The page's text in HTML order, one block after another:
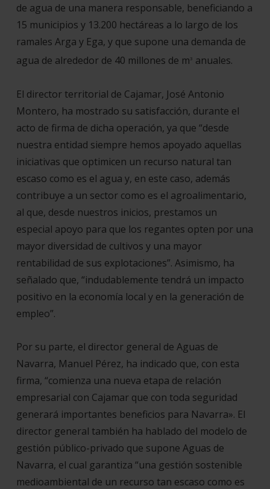
de agua de una manera responsable, beneficiando a
15 municipios y 13.200 hectáreas a lo largo de los
ramales Arga y Ega, y que supone una demanda de
agua de alrededor de 40 millones de m3 anuales.
El director territorial de Cajamar, José Antonio
Montero, ha mostrado su satisfacción, durante el
acto de firma de dicha operación, ya que “desde
nuestra entidad siempre hemos apoyado aquellas
iniciativas que optimicen un recurso natural tan
escaso como es el agua y, en este caso, además
contribuye a un sector como es el agroalimentario,
al que, desde nuestros inicios, prestamos un
especial apoyo para que los regantes opten por una
mayor diversidad de cultivos y una mayor
rentabilidad de sus explotaciones”. Asimismo, ha
señalado que, “indudablemente tendrá un impacto
positivo en la economía local y en la generación de
empleo”.
Por su parte, el director general de Aguas de
Navarra, Manuel Pérez, ha indicado que, con esta
firma, “comienza una nueva etapa de relación
empresarial con Cajamar que con toda seguridad
generará importantes beneficios para Navarra». El
director general también ha hablado del modelo de
gestión público-privado que supone Aguas de
Navarra, el cual garantiza “una gestión sostenible
medioambiental de un recurso tan escaso como es